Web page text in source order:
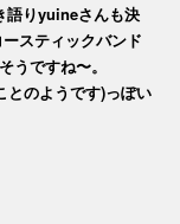
語りyuineさんも決
スティックバンド
うですね〜。
のようです)っぽい